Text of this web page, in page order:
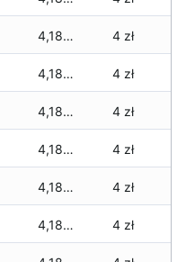
4,180 zł 4 zł
4,180 zł 4 zł
4,180 zł 4 zł
4,180 zł 4 zł
4,180 zł 4 zł
4,180 zł 4 zł